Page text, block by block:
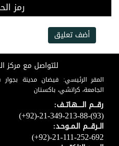
رمز
أضف تعليق
للتواصل مع مركز
المقر الرئيسي: فيضان مدينة بجوار
الجامعة، كراتشي، باكستان
رقـــم الـــــهـاتــف:
(+92)-21-349-213-88-(93)
الــرقـــم الـمــوحـد:
(+92)-21-111-252-692